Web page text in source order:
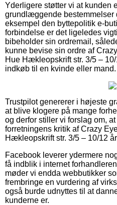
Yderligere støtter vi at kunden
grundlæggende bestemmelser
eksempel den byttepolitik e-
forbindelse er det ligeledes
bibeholder sin ordremail,
kunne bevise sin ordre af
Hue Hækleopskrift str. 3/5 –
indkøb til en kvinde eller mand.
Trustpilot genererer i højeste
at blive klogere på mange
og derfor stiller vi forslag om,
forretningens kritik af Crazy
Hækleopskrift str. 3/5 – 10/12
Facebook leverer ydermere
få indblik i internet
møder vi endda webbutikker
frembringe en vurdering af
også burde udnyttes til at
kunderne er.